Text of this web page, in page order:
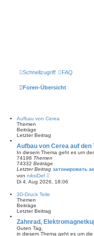
Schnellzugriff FAQ
Foren-Übersicht
Aufbau von Cerea
Themen
Beiträge
Letzter Beitrag
Aufbau von Cerea auf den
In diesem Thema geht es um
74198 Themen
74332 Beiträge
Letzter Beitrag затонировать
von niksiDef
e
u
s
r
e
Di 4. Aug 2026, 18:06
3D-Druck Teile
Themen
Beiträge
Letzter Beitrag
Zahnrad,
Guten Tag,
in diesem Thema geht es um